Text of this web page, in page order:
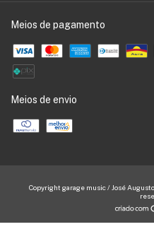
Meios de pagamento
Meios de envio
Copyright garage music / José Augusto